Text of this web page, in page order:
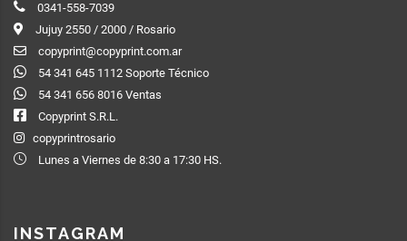
0341-558-7039
Jujuy 2550 / 2000 / Rosario
copyprint@copyprint.com.ar
54 341 645 1112 Soporte Técnico
54 341 656 8016 Ventas
Copyprint S.R.L.
copyprintrosario
Lunes a Viernes de 8:30 a 17:30 HS.
INSTAGRAM